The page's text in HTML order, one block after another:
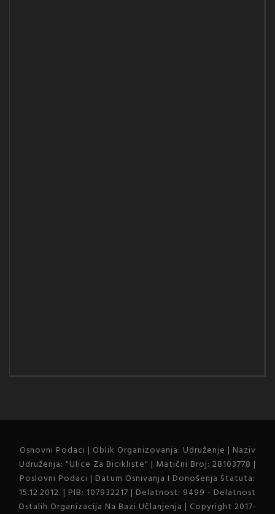
Osnovni Podaci | Oblik Organizovanja: Udruženje | Naziv
Udruženja: "Ulice Za Bicikliste" | Matični Broj: 28103778 |
Poslovni Podaci | Datum Osnivanja I Donošenja Statuta:
15.12.2012. | PIB: 107932217 | Delatnost: 9499 - Delatnost
Ostalih Organizacija Na Bazi Učlanjenja | Copyright 2017-